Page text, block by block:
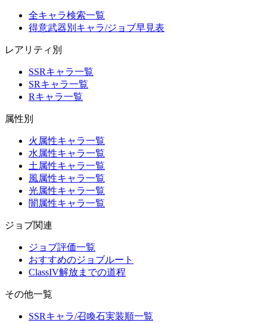
全キャラ検索一覧
得意武器別キャラ/ジョブ早見表
レアリティ別
SSRキャラ一覧
SRキャラ一覧
Rキャラ一覧
属性別
火属性キャラ一覧
水属性キャラ一覧
土属性キャラ一覧
風属性キャラ一覧
光属性キャラ一覧
闇属性キャラ一覧
ジョブ関連
ジョブ評価一覧
おすすめのジョブルート
ClassIV解放までの道程
その他一覧
SSRキャラ/召喚石実装順一覧